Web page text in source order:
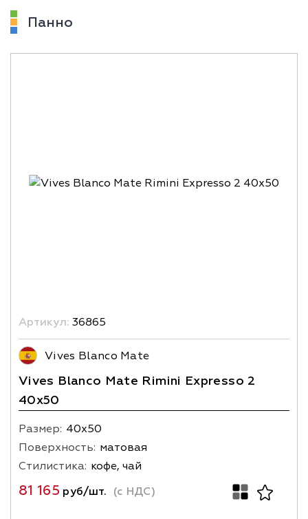
Панно
Артикул: 36865
Vives Blanco Mate
Vives Blanco Mate Rimini Expresso 2
40x50
Размер: 40х50
Поверхность: матовая
Стилистика: кофе, чай
81 165руб/шт. (с НДС)